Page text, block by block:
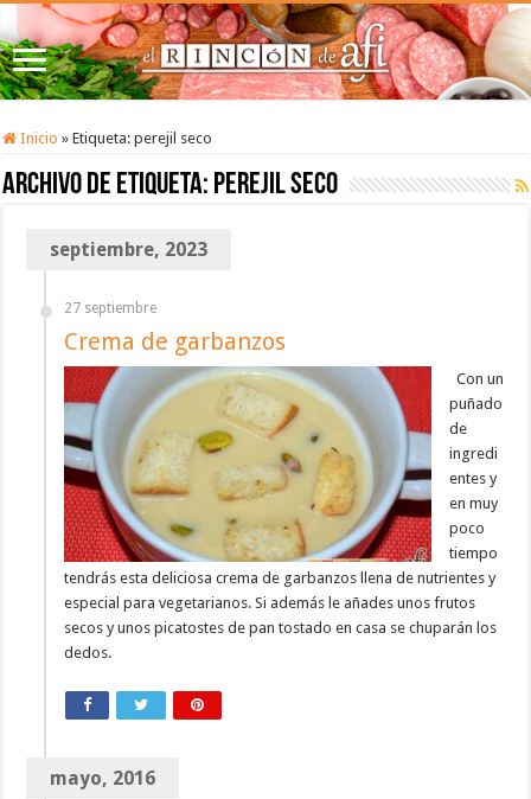
Inicio » Etiqueta:perejil seco
Archivo de etiqueta: perejil seco
septiembre, 2023
27 septiembre
Crema de garbanzos
Con un
puñado
de
ingredi
entes y
en muy
poco
tiempo
tendrás esta deliciosa crema de garbanzos llena de nutrientes y
especial para vegetarianos. Si además le añades unos frutos
secos y unos picatostes de pan tostado en casa se chuparán los
dedos.
mayo, 2016